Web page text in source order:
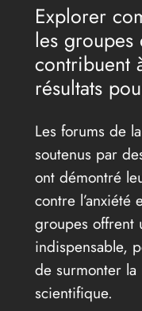
Explorer
les groupes
contribuent
résultats
Les forums de
soutenus par
ont démontré
contre l’anxiété
groupes offrent
indispensable,
de surmonter la
scientifique.